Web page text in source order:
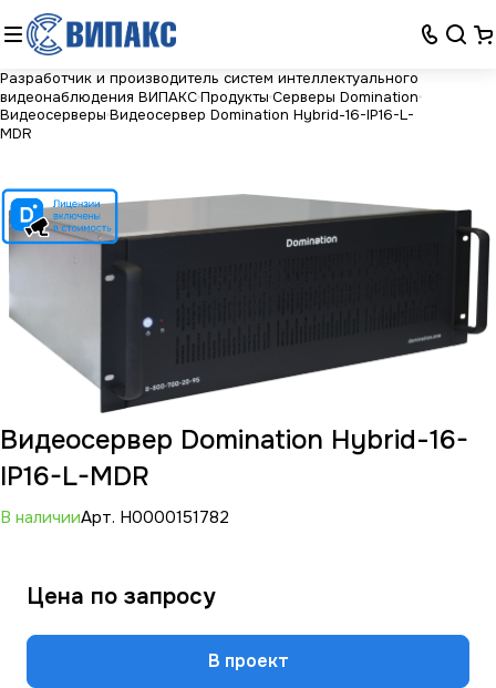
Разработчик и производитель систем интеллектуального
видеонаблюдения ВИПАКСПродукты Серверы Domination
Видеосерверы Видеосервер Domination Hybrid-16-IP16-L-
MDR
Видеосервер Domination Hybrid-16-
IP16-L-MDR
В наличииАрт. Н0000151782
Цена по запросу
В проект